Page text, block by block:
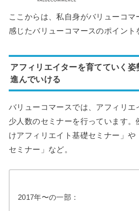
ここからは、私自身がバリューコマ
感じたバリューコマースのポイント
アフィリエイターを育てていく姿
進んでいける
バリューコマースでは、アフィリエ
少人数のセミナーを行っています。
けアフィリエイト基礎セミナー」
セミナー」など。
2017年〜の一部：